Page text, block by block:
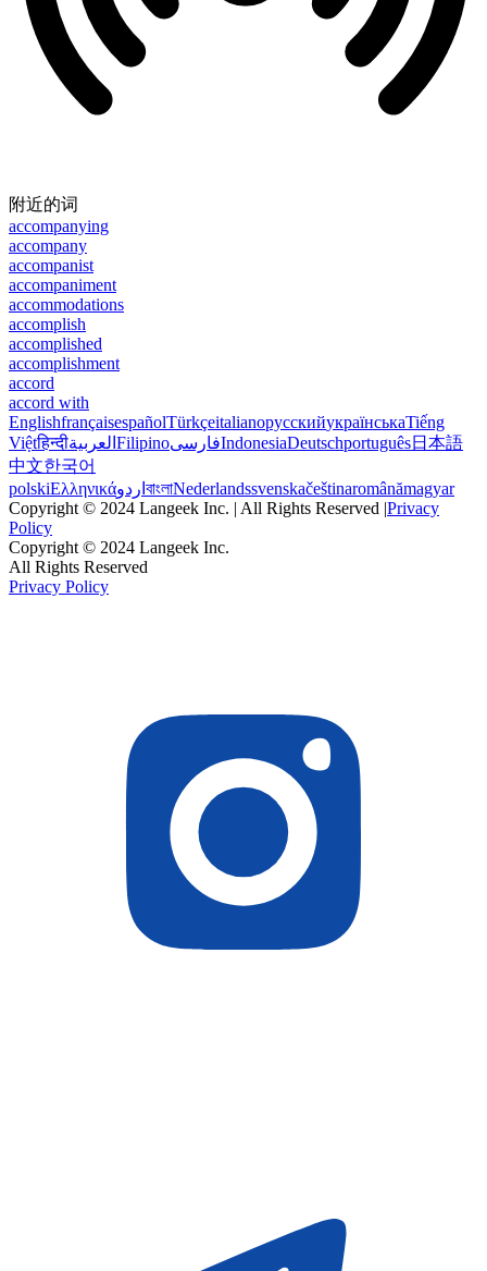
附近的词
accompanying
accompany
accompanist
accompaniment
accommodations
accomplish
accomplished
accomplishment
accord
accord with
EnglishfrançaisespañolTürkçeitalianoрусскийукраїнськаTiếng
Việtहिन्दीالعربية FilipinoفارسیIndonesiaDeutschportuguês日本語
中文한국어
polskiΕλληνικάاردو বাংলাNederlandssvenskačeštinaromânămagyar
Copyright © 2024 Langeek Inc. | All Rights Reserved |Privacy
Policy
Copyright © 2024 Langeek Inc.
All Rights Reserved
Privacy Policy